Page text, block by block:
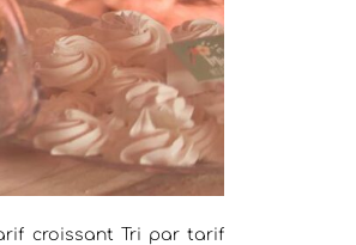
croissant Tri par tarif